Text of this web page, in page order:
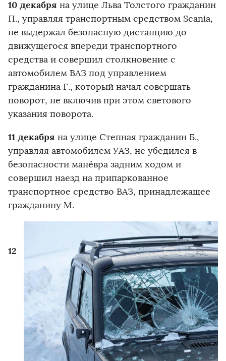
10 декабря на улице Льва Толстого гражданин
П., управляя транспортным средством Scania,
не выдержал безопасную дистанцию до
движущегося впереди транспортного
средства и совершил столкновение с
автомобилем ВАЗ под управлением
гражданина Г., который начал совершать
поворот, не включив при этом светового
указания поворота.
11 декабря на улице Степная гражданин Б.,
управляя автомобилем УАЗ, не убедился в
безопасности манёвра задним ходом и
совершил наезд на припаркованное
транспортное средство ВАЗ, принадлежащее
гражданину М.
12